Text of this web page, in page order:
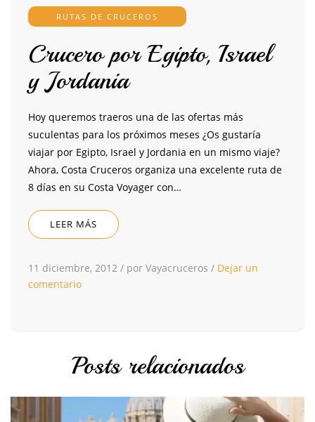
RUTAS DE CRUCEROS
Crucero por Egipto, Israel
y Jordania
Hoy queremos traeros una de las ofertas más
suculentas para los próximos meses ¿Os gustaría
viajar por Egipto, Israel y Jordania en un mismo viaje?
Ahora, Costa Cruceros organiza una excelente ruta de
8 días en su Costa Voyager con…
LEER MÁS
11 diciembre, 2012 / por Vayacruceros / Dejar un
comentario
Posts relacionados